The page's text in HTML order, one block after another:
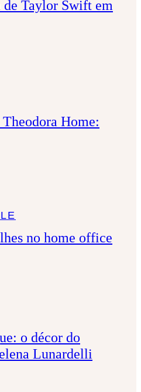
de Taylor Swift em
Home:
no home office
o décor do
Lunardelli